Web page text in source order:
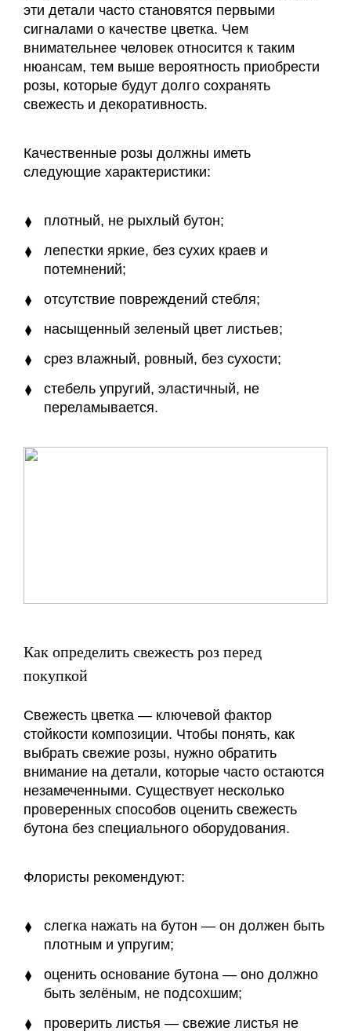
эти детали часто становятся первыми
сигналами о качестве цветка. Чем
внимательнее человек относится к таким
нюансам, тем выше вероятность приобрести
розы, которые будут долго сохранять
свежесть и декоративность.
Качественные розы должны иметь
следующие характеристики:
плотный, не рыхлый бутон;
лепестки яркие, без сухих краев и
потемнений;
отсутствие повреждений стебля;
насыщенный зеленый цвет листьев;
срез влажный, ровный, без сухости;
стебель упругий, эластичный, не
переламывается.
Как определить свежесть роз перед
покупкой
Свежесть цветка — ключевой фактор
стойкости композиции. Чтобы понять, как
выбрать свежие розы, нужно обратить
внимание на детали, которые часто остаются
незамеченными. Существует несколько
проверенных способов оценить свежесть
бутона без специального оборудования.
Флористы рекомендуют:
слегка нажать на бутон — он должен быть
плотным и упругим;
оценить основание бутона — оно должно
быть зелёным, не подсохшим;
проверить листья — свежие листья не